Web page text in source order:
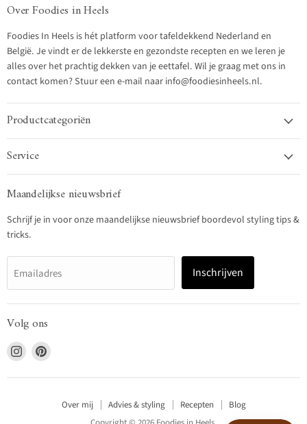
Over Foodies in Heels
Foodies In Heels is hét platform voor tafeldekkend Nederland en
België. Je vindt er de lekkerste en gezondste recepten en we leren je
alles over het prachtig dekken van je eettafel. Wil je graag met ons in
contact komen? Stuur een e-mail naar info@foodiesinheels.nl.
Productcategoriën
Service
Maandelijkse nieuwsbrief
Schrijf je in voor onze maandelijkse nieuwsbrief boordevol styling tips &
tricks.
Emailadres Inschrijven
Volg ons
Vind
ons
op
Vind
op
Over mij Advies & styling Recepten
Blog